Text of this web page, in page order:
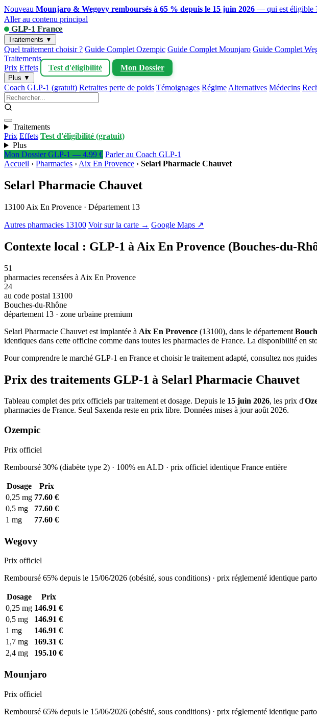
Nouveau Mounjaro & Wegovy remboursés à 65 % depuis le 15 juin 2026 — qui est éligible
Aller au contenu principal
GLP-1 France
Traitements ▼
Quel traitement choisir ? Guide Complet Ozempic Guide Complet Mounjaro Guide Complet
Traitements
Prix Effets Test d'éligibilité Mon Dossier
Plus ▼
Coach GLP-1 (gratuit) Retraites perte de poids Témoignages Régime Alternatives Médecins
Traitements
Prix Effets Test d'éligibilité (gratuit)
Plus
Mon Dossier GLP-1 — 4,99 € Parler au Coach GLP-1
Accueil › Pharmacies › Aix En Provence › Selarl Pharmacie Chauvet
Selarl Pharmacie Chauvet
13100 Aix En Provence · Département 13
Autres pharmacies 13100 Voir sur la carte → Google Maps ↗
Contexte local : GLP-1 à Aix En Provence (Bouches-du-
51
pharmacies recensées à Aix En Provence
24
au code postal 13100
Bouches-du-Rhône
département 13 · zone urbaine premium
Selarl Pharmacie Chauvet est implantée à Aix En Provence (13100), dans le département
identiques dans cette officine comme dans toutes les pharmacies de France. La disponibilité en
Pour comprendre le marché GLP-1 en France et choisir le traitement adapté, consultez nos
Prix des traitements GLP-1 à Selarl Pharmacie Chauvet
Tableau complet des prix officiels par traitement et dosage. Depuis le 15 juin 2026, les prix d'
pharmacies de France. Seul Saxenda reste en prix libre. Données mises à jour août 2026.
Ozempic
Prix officiel
Remboursé 30% (diabète type 2) · 100% en ALD · prix officiel identique France entière
Dosage
Prix
0,25 mg 77.60 €
0,5 mg
77.60 €
1 mg
77.60 €
Wegovy
Prix officiel
Remboursé 65% depuis le 15/06/2026 (obésité, sous conditions) · prix réglementé identique
Dosage
Prix
0,25 mg 146.91 €
0,5 mg
146.91 €
1 mg
146.91 €
1,7 mg
169.31 €
2,4 mg
195.10 €
Mounjaro
Prix officiel
Remboursé 65% depuis le 15/06/2026 (obésité, sous conditions) · prix réglementé identique